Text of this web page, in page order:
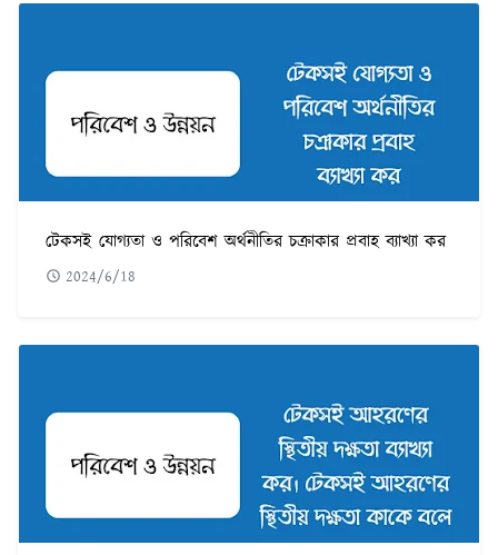
টেকসই যোগ্যতা ও পরিবেশ অর্থনীতির চক্রাকার প্রবাহ ব্যাখ্যা কর
2024/6/18